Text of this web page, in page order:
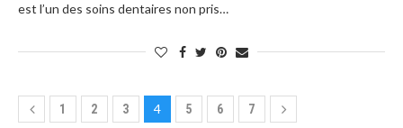
est l’un des soins dentaires non pris…
1 2 3 4 5 6 7